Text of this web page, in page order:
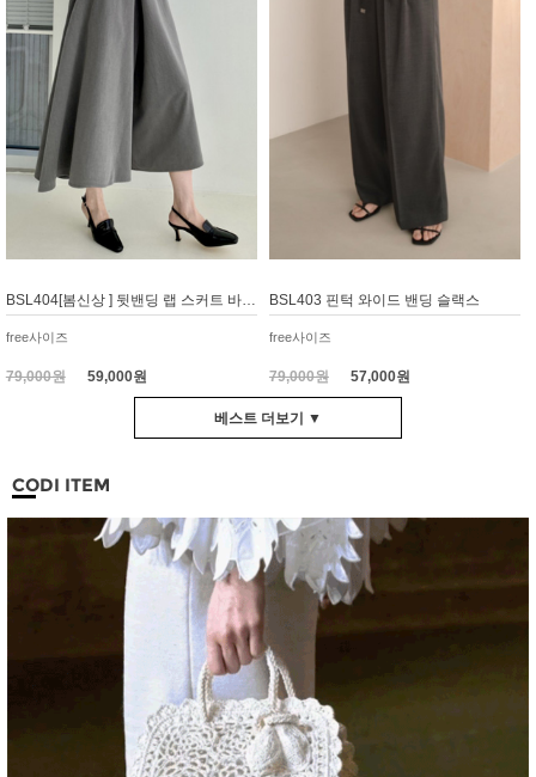
BSL404[봄신상 ] 뒷밴딩 랩 스커트 바지 와이드 큐롯
free사이즈
79,000원59,000원
BSL403 핀턱 와이드 밴딩 슬랙스
free사이즈
79,000원57,000원
베스트 더보기 ▼
CODI ITEM